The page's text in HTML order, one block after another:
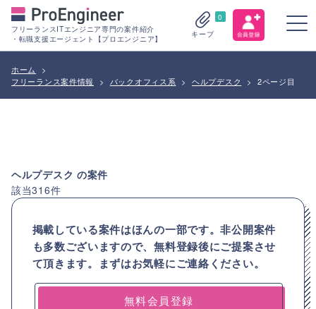
フリーランスITエンジニア専門の案件紹介
・転職支援エージェント【プロエンジニア】
0
キープ
ホーム
>
フリーランス案件情報
> バックオフィス系 > ヘルプデスク > 2ページ目
ヘルプデスク の案件
該当316件
掲載している案件はほんの一部です。非公開案件
も多数ございますので、無料登録後にご提案させ
て頂きます。まずはお気軽にご連絡ください。
無料会員登録